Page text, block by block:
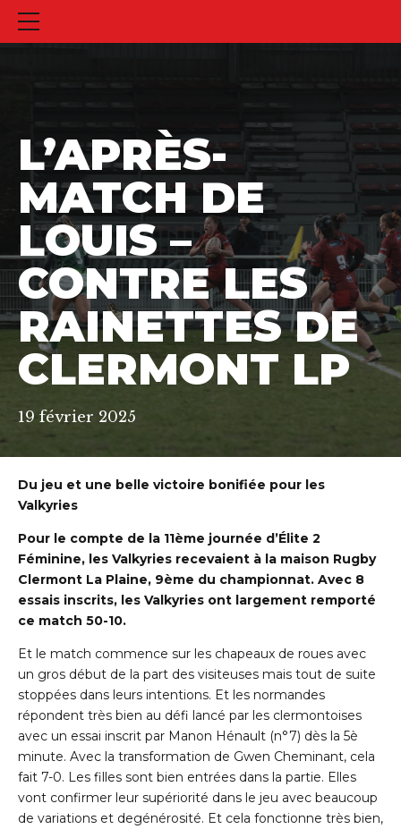
L’APRÈS-
MATCH DE
LOUIS –
CONTRE LES
RAINETTES DE
CLERMONT LP
19 février 2025
Du jeu et une belle victoire bonifiée pour les
Valkyries
Pour le compte de la 11ème journée d’Élite 2
Féminine, les Valkyries recevaient à la maison Rugby
Clermont La Plaine, 9ème du championnat. Avec 8
essais inscrits, les Valkyries ont largement remporté
ce match 50-10.
Et le match commence sur les chapeaux de roues avec
un gros début de la part des visiteuses mais tout de suite
stoppées dans leurs intentions. Et les normandes
répondent très bien au défi lancé par les clermontoises
avec un essai inscrit par Manon Hénault (n°7) dès la 5è
minute. Avec la transformation de Gwen Cheminant, cela
fait 7-0. Les filles sont bien entrées dans la partie. Elles
vont confirmer leur supériorité dans le jeu avec beaucoup
de variations et degénérosité. Et cela fonctionne très bien,